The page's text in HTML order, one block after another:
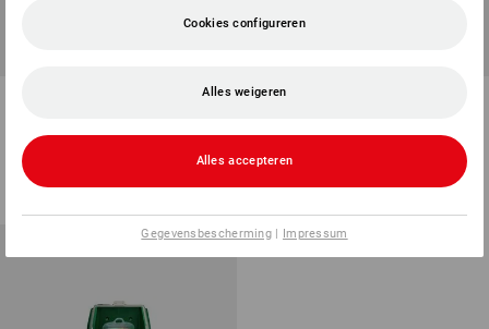
variant
v.a.
(incl. BTW) v.a. 5 stuks
Bedrijfsverbanddoos DIN 13
v.a. € 96,68
(incl. BTW) v.a. 5 sets
Cookies configureren
Alles weigeren
Alles accepteren
Gegevensbescherming | Impressum